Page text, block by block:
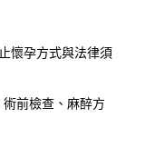
懷孕方式與法律須
前檢查、麻醉方